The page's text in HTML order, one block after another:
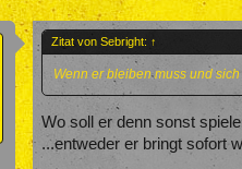
Zitat von Sebright: ↑
Wenn er bleiben muss und
Wo soll er denn sonst
...entweder er bringt sofort